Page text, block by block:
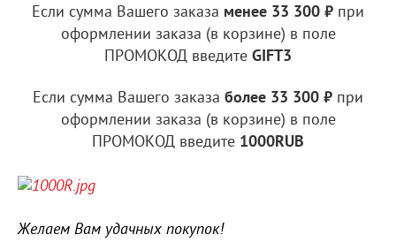
Если сумма Вашего заказа менее 33 300 ₽ при
оформлении заказа (в корзине) в поле
ПРОМОКОД введите GIFT3
Если сумма Вашего заказа более 33 300 ₽ при
оформлении заказа (в корзине) в поле
ПРОМОКОД введите 1000RUB
Желаем Вам удачных покупок!